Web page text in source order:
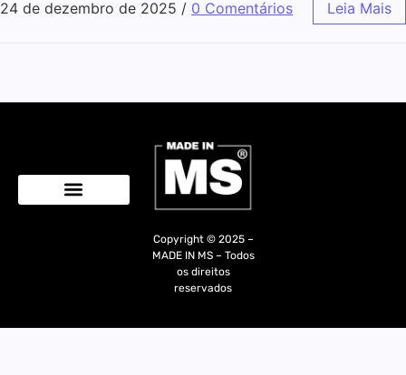
24 de dezembro de 2025 / 0 Comentários Leia Mais
Copyright © 2025 –
MADE IN MS – Todos
os direitos
reservados